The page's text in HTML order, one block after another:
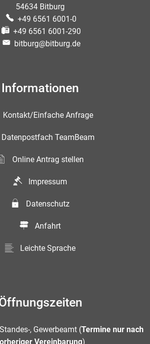
54634 Bitburg
+49 6561 6001-0
+49 6561 6001-290
bitburg@bitburg.de
Informationen
Kontakt/Einfache Anfrage
Datenpostfach TeamBeam
Online Antrag stellen
Impressum
Datenschutz
Anfahrt
Leichte Sprache
, Gewerbeamt (Termine nur nach
Vereinbarung)